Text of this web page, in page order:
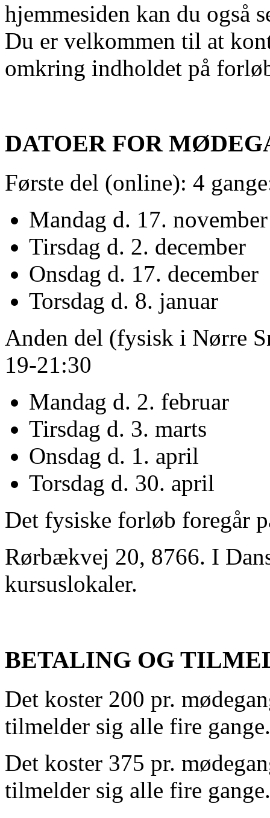
hjemmesiden kan du også
Du er velkommen til at
omkring indholdet på
DATOER FOR
Første del (online): 4
Mandag d. 17. november
Tirsdag d. 2. december
Onsdag d. 17. december
Torsdag d. 8. januar
Anden del (fysisk i Nørre
19-21:30
Mandag d. 2. februar
Tirsdag d. 3. marts
Onsdag d. 1. april
Torsdag d. 30. april
Det fysiske forløb foregår
Rørbækvej 20, 8766. I
kursuslokaler.
BETALING OG
Det koster 200 pr.
tilmelder sig alle fire
Det koster 375 pr.
tilmelder sig alle fire